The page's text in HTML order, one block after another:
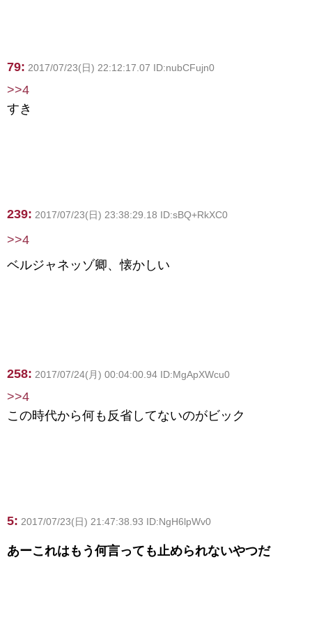
79: 2017/07/23(日) 22:12:17.07 ID:nubCFujn0
>>4
すき
239: 2017/07/23(日) 23:38:29.18 ID:sBQ+RkXC0
>>4
ベルジャネッゾ卿、懐かしい
258: 2017/07/24(月) 00:04:00.94 ID:MgApXWcu0
>>4
この時代から何も反省してないのがビック
5: 2017/07/23(日) 21:47:38.93 ID:NgH6lpWv0
あーこれはもう何言っても止められないやつだ